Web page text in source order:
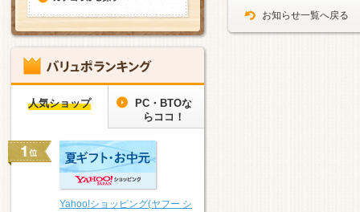
お知らせ一覧へ戻る
人気ショップ
PC・BTOな
らココ！
Yahoo!ショッピング(ヤフー シ